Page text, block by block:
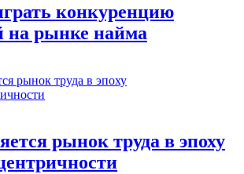
конкуренцию
на рынке найма
рынок труда в эпоху